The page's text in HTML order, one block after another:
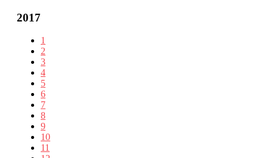
2017
1
2
3
4
5
6
7
8
9
10
11